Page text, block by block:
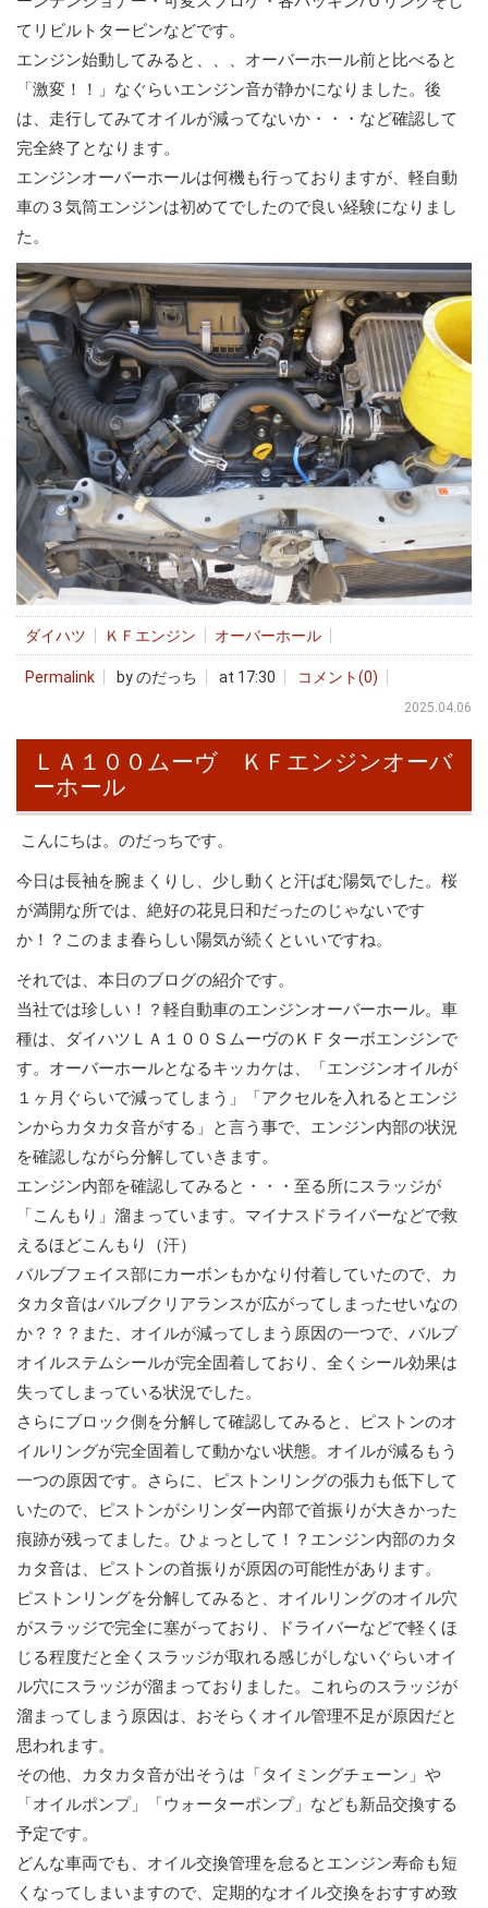
てリビルトタービンなどです。
エンジン始動してみると、、、オーバーホール前と比べると
「激変！！」なぐらいエンジン音が静かになりました。後
は、走行してみてオイルが減ってないか・・・など確認して
完全終了となります。
エンジンオーバーホールは何機も行っておりますが、軽自動
車の３気筒エンジンは初めてでしたので良い経験になりまし
た。
ダイハツ ＫＦエンジン オーバーホール
Permalink by のだっち at 17:30 コメント(0)
2025.04.06
ＬＡ１００ムーヴ ＫＦエンジンオーバ
ーホール
こんにちは。のだっちです。
今日は長袖を腕まくりし、少し動くと汗ばむ陽気でした。桜
が満開な所では、絶好の花見日和だったのじゃないです
か！？このまま春らしい陽気が続くといいですね。
それでは、本日のブログの紹介です。
当社では珍しい！？軽自動車のエンジンオーバーホール。車
種は、ダイハツＬＡ１００ＳムーヴのＫＦターボエンジンで
す。オーバーホールとなるキッカケは、「エンジンオイルが
１ヶ月ぐらいで減ってしまう」「アクセルを入れるとエンジ
ンからカタカタ音がする」と言う事で、エンジン内部の状況
を確認しながら分解していきます。
エンジン内部を確認してみると・・・至る所にスラッジが
「こんもり」溜まっています。マイナスドライバーなどで救
えるほどこんもり（汗）
バルブフェイス部にカーボンもかなり付着していたので、カ
タカタ音はバルブクリアランスが広がってしまったせいなの
か？？？また、オイルが減ってしまう原因の一つで、バルブ
オイルステムシールが完全固着しており、全くシール効果は
失ってしまっている状況でした。
さらにブロック側を分解して確認してみると、ピストンのオ
イルリングが完全固着して動かない状態。オイルが減るもう
一つの原因です。さらに、ピストンリングの張力も低下して
いたので、ピストンがシリンダー内部で首振りが大きかった
痕跡が残ってました。ひょっとして！？エンジン内部のカタ
カタ音は、ピストンの首振りが原因の可能性があります。
ピストンリングを分解してみると、オイルリングのオイル穴
がスラッジで完全に塞がっており、ドライバーなどで軽くほ
じる程度だと全くスラッジが取れる感じがしないぐらいオイ
ル穴にスラッジが溜まっておりました。これらのスラッジが
溜まってしまう原因は、おそらくオイル管理不足が原因だと
思われます。
その他、カタカタ音が出そうは「タイミングチェーン」や
「オイルポンプ」「ウォーターポンプ」なども新品交換する
予定です。
どんな車両でも、オイル交換管理を怠るとエンジン寿命も短
くなってしまいますので、定期的なオイル交換をおすすめ致